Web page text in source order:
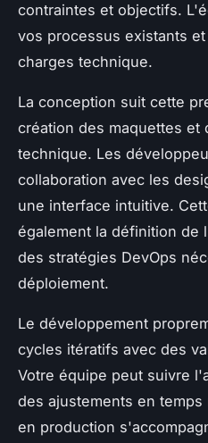
contraintes et objectifs.
vos processus existants
charges technique.
La conception suit cette
création des maquettes et
technique. Les
collaboration avec les
une interface intuitive.
également la définition de
des stratégies DevOps
déploiement.
Le développement
cycles itératifs avec des
Votre équipe peut suivre
des ajustements en
en production